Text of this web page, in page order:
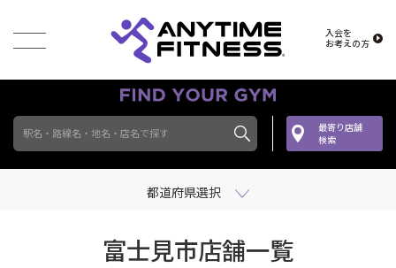
入会を
お考えの方
駅名・路線名・地名・店名で探す
最寄り店舗
検索
都道府県選択
富士見市店舗一覧